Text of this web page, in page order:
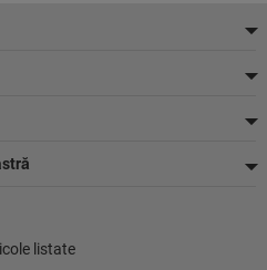
listate